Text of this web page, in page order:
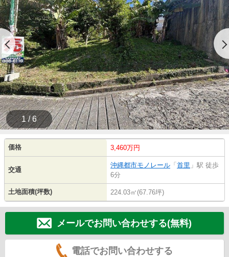
1 / 6
価格 3,460万円
交通
沖縄都市モノレール 「 首里 」駅 徒歩
6分
土地面積(坪数) 224.03㎡(67.76坪)
メールでお問い合わせする(無料)
電話でお問い合わせする